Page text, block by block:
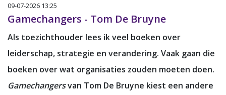
09-07-2026 13:25
Gamechangers - Tom De Bruyne
Als toezichthouder lees ik veel boeken over
leiderschap, strategie en verandering. Vaak gaan die
boeken over wat organisaties zouden moeten doen.
Gamechangersvan Tom De Bruyne kiest een andere